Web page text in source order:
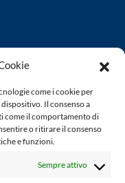
come i cookie per
Il consenso a
come il comportamento di
o ritirare il consenso
e funzioni.
Sempre attivo
giornalistica in
periodicità. Non può
è responsabile per